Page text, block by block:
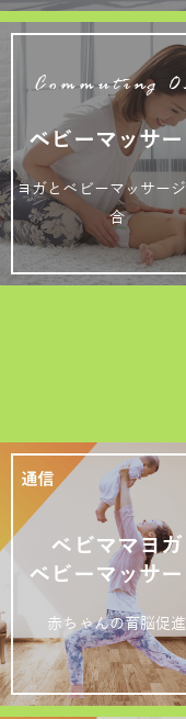
Commuting
ベビーマッサ
ヨガとベビーマッサー
合
ベビママヨガ
ベビーマッサ
赤ちゃんの育脳促進